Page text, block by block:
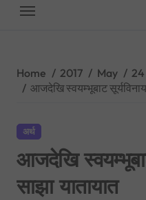
Home 2017 May
24
आजदेखि स्वयम्भूबाट
अर्थ
आजदेखि
साझा यातायात